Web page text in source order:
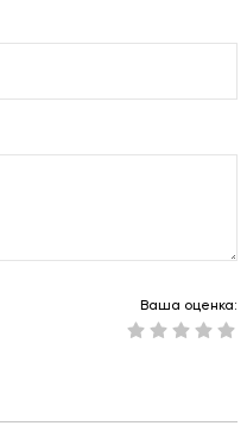
Ваша оценка: